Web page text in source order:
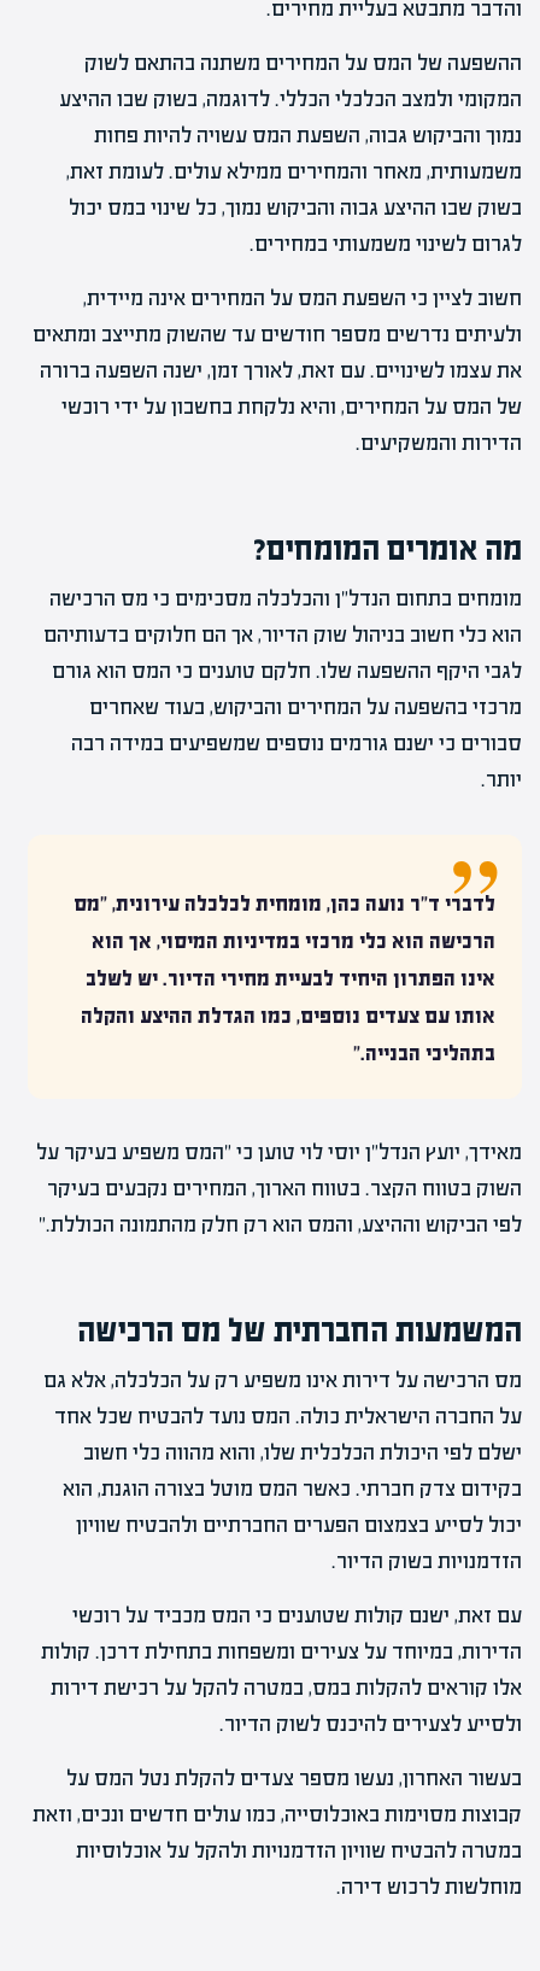
והדבר מתבטא בעליית מחירים.
ההשפעה של המס על המחירים משתנה בהתאם לשוק
המקומי ולמצב הכלכלי הכללי. לדוגמה, בשוק שבו ההיצע
נמוך והביקוש גבוה, השפעת המס עשויה להיות פחות
משמעותית, מאחר והמחירים ממילא עולים. לעומת זאת,
בשוק שבו ההיצע גבוה והביקוש נמוך, כל שינוי במס יכול
לגרום לשינוי משמעותי במחירים.
חשוב לציין כי השפעת המס על המחירים אינה מיידית,
ולעיתים נדרשים מספר חודשים עד שהשוק מתייצב ומתאים
את עצמו לשינויים. עם זאת, לאורך זמן, ישנה השפעה ברורה
של המס על המחירים, והיא נלקחת בחשבון על ידי רוכשי
הדירות והמשקיעים.
מה אומרים המומחים?
מומחים בתחום הנדל"ן והכלכלה מסכימים כי מס הרכישה
הוא כלי חשוב בניהול שוק הדיור, אך הם חלוקים בדעותיהם
לגבי היקף ההשפעה שלו. חלקם טוענים כי המס הוא גורם
מרכזי בהשפעה על המחירים והביקוש, בעוד שאחרים
סבורים כי ישנם גורמים נוספים שמשפיעים במידה רבה
יותר.
לדברי ד"ר נועה כהן, מומחית לכלכלה עירונית, "מס
הרכישה הוא כלי מרכזי במדיניות המיסוי, אך הוא
אינו הפתרון היחיד לבעיית מחירי הדיור. יש לשלב
אותו עם צעדים נוספים, כמו הגדלת ההיצע והקלה
בתהליכי הבנייה."
מאידך, יועץ הנדל"ן יוסי לוי טוען כי "המס משפיע בעיקר על
השוק בטווח הקצר. בטווח הארוך, המחירים נקבעים בעיקר
לפי הביקוש וההיצע, והמס הוא רק חלק מהתמונה הכוללת."
המשמעות החברתית של מס הרכישה
מס הרכישה על דירות אינו משפיע רק על הכלכלה, אלא גם
על החברה הישראלית כולה. המס נועד להבטיח שכל אחד
ישלם לפי היכולת הכלכלית שלו, והוא מהווה כלי חשוב
בקידום צדק חברתי. כאשר המס מוטל בצורה הוגנת, הוא
יכול לסייע בצמצום הפערים החברתיים ולהבטיח שוויון
הזדמנויות בשוק הדיור.
עם זאת, ישנם קולות שטוענים כי המס מכביד על רוכשי
הדירות, במיוחד על צעירים ומשפחות בתחילת דרכן. קולות
אלו קוראים להקלות במס, במטרה להקל על רכישת דירות
ולסייע לצעירים להיכנס לשוק הדיור.
בעשור האחרון, נעשו מספר צעדים להקלת נטל המס על
קבוצות מסוימות באוכלוסייה, כמו עולים חדשים ונכים, וזאת
במטרה להבטיח שוויון הזדמנויות ולהקל על אוכלוסיות
מוחלשות לרכוש דירה.